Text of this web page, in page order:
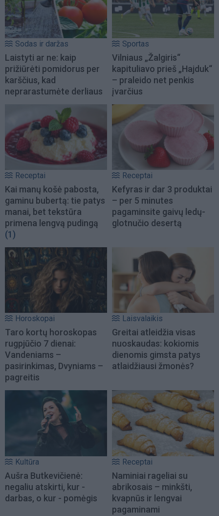
Sodas ir daržas
Laistyti ar ne: kaip
prižiūrėti pomidorus per
karščius, kad
neprarastumėte derliaus
Sportas
Vilniaus „Žalgiris“
kapituliavo prieš „Hajduk“
– praleido net penkis
įvarčius
Receptai
Kai manų košė pabosta,
gaminu bubertą: tie patys
manai, bet tekstūra
primena lengvą pudingą
(1)
Receptai
Kefyras ir dar 3 produktai
– per 5 minutes
pagaminsite gaivų ledų-
glotnučio desertą
Horoskopai
Taro kortų horoskopas
rugpjūčio 7 dienai:
Vandeniams –
pasirinkimas, Dvyniams –
pagreitis
Laisvalaikis
Greitai atleidžia visas
nuoskaudas: kokiomis
dienomis gimsta patys
atlaidžiausi žmonės?
Kultūra
Aušra Butkevičienė:
negaliu atskirti, kur -
darbas, o kur - pomėgis
Receptai
Naminiai rageliai su
abrikosais – minkšti,
kvapnūs ir lengvai
pagaminami